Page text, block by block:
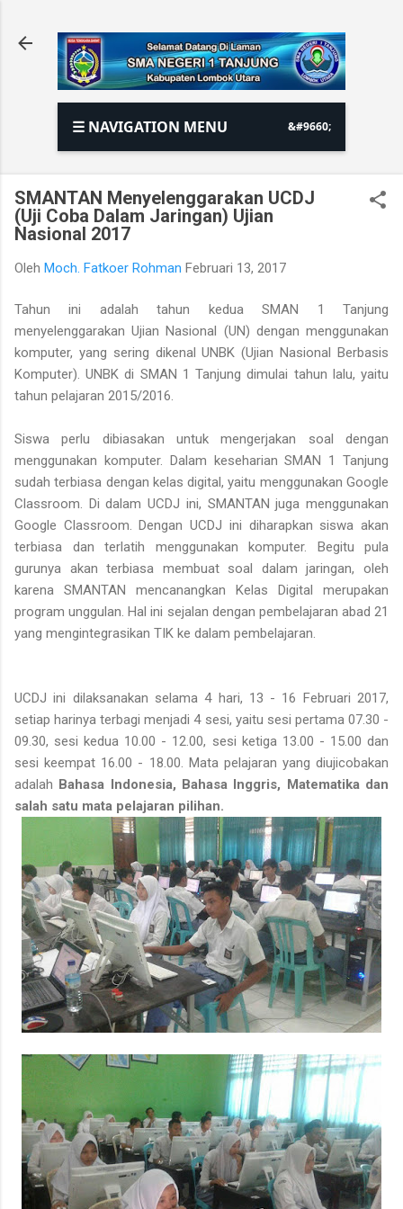
☰ NAVIGATION MENU
SMANTAN Menyelenggarakan UCDJ
(Uji Coba Dalam Jaringan) Ujian
Nasional 2017
Oleh Moch. Fatkoer Rohman Februari 13, 2017
Tahun ini adalah tahun kedua SMAN 1 Tanjung
menyelenggarakan Ujian Nasional (UN) dengan menggunakan
komputer, yang sering dikenal UNBK (Ujian Nasional Berbasis
Komputer). UNBK di SMAN 1 Tanjung dimulai tahun lalu, yaitu
tahun pelajaran 2015/2016.
Siswa perlu dibiasakan untuk mengerjakan soal dengan
menggunakan komputer. Dalam keseharian SMAN 1 Tanjung
sudah terbiasa dengan kelas digital, yaitu menggunakan Google
Classroom. Di dalam UCDJ ini, SMANTAN juga menggunakan
Google Classroom. Dengan UCDJ ini diharapkan siswa akan
terbiasa dan terlatih menggunakan komputer. Begitu pula
gurunya akan terbiasa membuat soal dalam jaringan, oleh
karena SMANTAN mencanangkan Kelas Digital merupakan
program unggulan. Hal ini sejalan dengan pembelajaran abad 21
yang mengintegrasikan TIK ke dalam pembelajaran.
UCDJ ini dilaksanakan selama 4 hari, 13 - 16 Februari 2017,
setiap harinya terbagi menjadi 4 sesi, yaitu sesi pertama 07.30 -
09.30, sesi kedua 10.00 - 12.00, sesi ketiga 13.00 - 15.00 dan
sesi keempat 16.00 - 18.00. Mata pelajaran yang diujicobakan
adalah Bahasa Indonesia, Bahasa Inggris, Matematika dan
salah satu mata pelajaran pilihan.